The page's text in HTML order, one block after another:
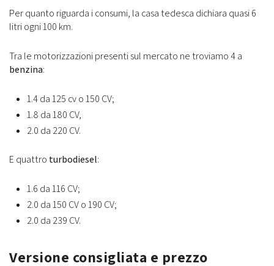
Per quanto riguarda i consumi, la casa tedesca dichiara quasi 6
litri ogni 100 km.
Tra le motorizzazioni presenti sul mercato ne troviamo 4 a
benzina:
1.4 da 125 cv o 150 CV;
1.8 da 180 CV,
2.0 da 220 CV.
E quattro turbodiesel:
1.6 da 116 CV;
2.0 da 150 CV o 190 CV;
2.0 da 239 CV.
Versione consigliata e prezzo